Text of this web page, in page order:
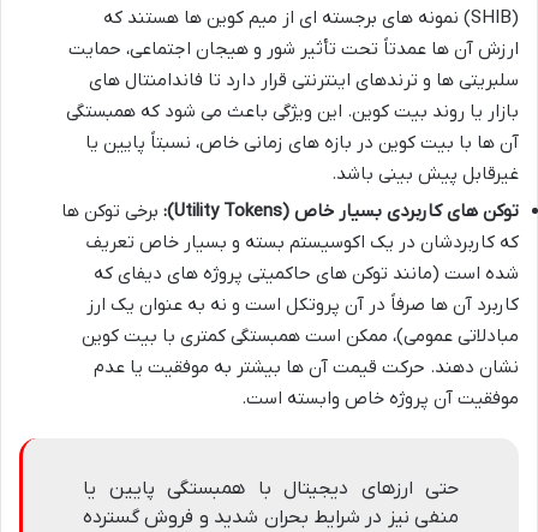
(SHIB) نمونه های برجسته ای از میم کوین ها هستند که
ارزش آن ها عمدتاً تحت تأثیر شور و هیجان اجتماعی، حمایت
سلبریتی ها و ترندهای اینترنتی قرار دارد تا فاندامنتال های
بازار یا روند بیت کوین. این ویژگی باعث می شود که همبستگی
آن ها با بیت کوین در بازه های زمانی خاص، نسبتاً پایین یا
غیرقابل پیش بینی باشد.
توکن های کاربردی بسیار خاص (Utility Tokens):
برخی توکن ها
که کاربردشان در یک اکوسیستم بسته و بسیار خاص تعریف
شده است (مانند توکن های حاکمیتی پروژه های دیفای که
کاربرد آن ها صرفاً در آن پروتکل است و نه به عنوان یک ارز
مبادلاتی عمومی)، ممکن است همبستگی کمتری با بیت کوین
نشان دهند. حرکت قیمت آن ها بیشتر به موفقیت یا عدم
موفقیت آن پروژه خاص وابسته است.
حتی ارزهای دیجیتال با همبستگی پایین یا
منفی نیز در شرایط بحران شدید و فروش گسترده